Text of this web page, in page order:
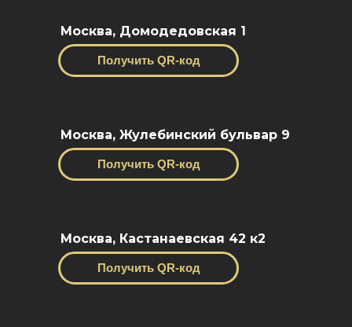
Москва, Домодедовская 1
Получить QR-код
Москва, Жулебинский бульвар 9
Получить QR-код
Москва, Кастанаевская 42 к2
Получить QR-код